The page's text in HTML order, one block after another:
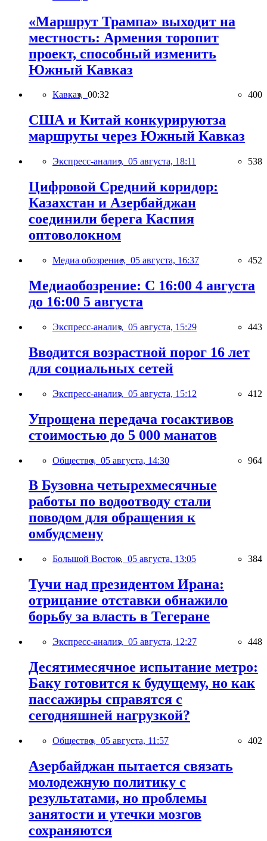
«Маршрут Трампа» выходит на
местность: Армения торопит
проект, способный изменить
Южный Кавказ
Кавказ, 00:32 400
США и Китай конкурируютза
маршруты через Южный Кавказ
Экспресс-анализ, 05 августа, 18:11 538
Цифровой Средний коридор:
Казахстан и Азербайджан
соединили берега Каспия
оптоволокном
Медиа обозрение, 05 августа, 16:37 452
Медиаобозрение: С 16:00 4 августа
до 16:00 5 августа
Экспресс-анализ, 05 августа, 15:29 443
Вводится возрастной порог 16 лет
для социальных сетей
Экспресс-анализ, 05 августа, 15:12 412
Упрощена передача госактивов
стоимостью до 5 000 манатов
Общество, 05 августа, 14:30 964
В Бузовна четырехмесячные
работы по водоотводу стали
поводом для обращения к
омбудсмену
Большой Восток, 05 августа, 13:05 384
Тучи над президентом Ирана:
отрицание отставки обнажило
борьбу за власть в Тегеране
Экспресс-анализ, 05 августа, 12:27 448
Десятимесячное испытание метро:
Баку готовится к будущему, но как
пассажиры справятся с
сегодняшней нагрузкой?
Общество, 05 августа, 11:57 402
Азербайджан пытается связать
молодежную политику с
результатами, но проблемы
занятости и утечки мозгов
сохраняются